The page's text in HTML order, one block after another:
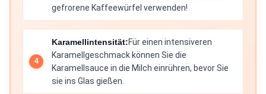
gefrorene Kaffeewürfel verwenden!
Karamellintensität:Für einen intensiveren
Karamellgeschmack können Sie die
Karamellsauce in die Milch einrühren, bevor Sie
sie ins Glas gießen.